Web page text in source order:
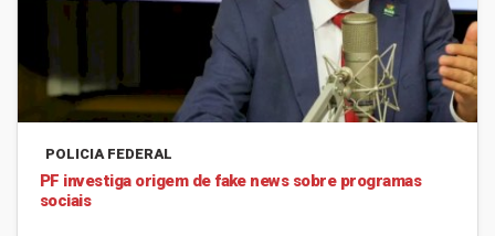
POLICIA FEDERAL
PF investiga origem de fake news sobre programas
sociais